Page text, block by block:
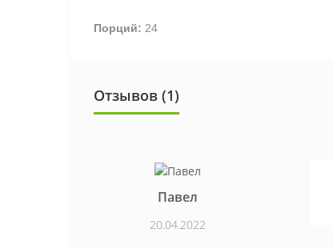
Порций: 24
Отзывов (1)
Павел
20.04.2022